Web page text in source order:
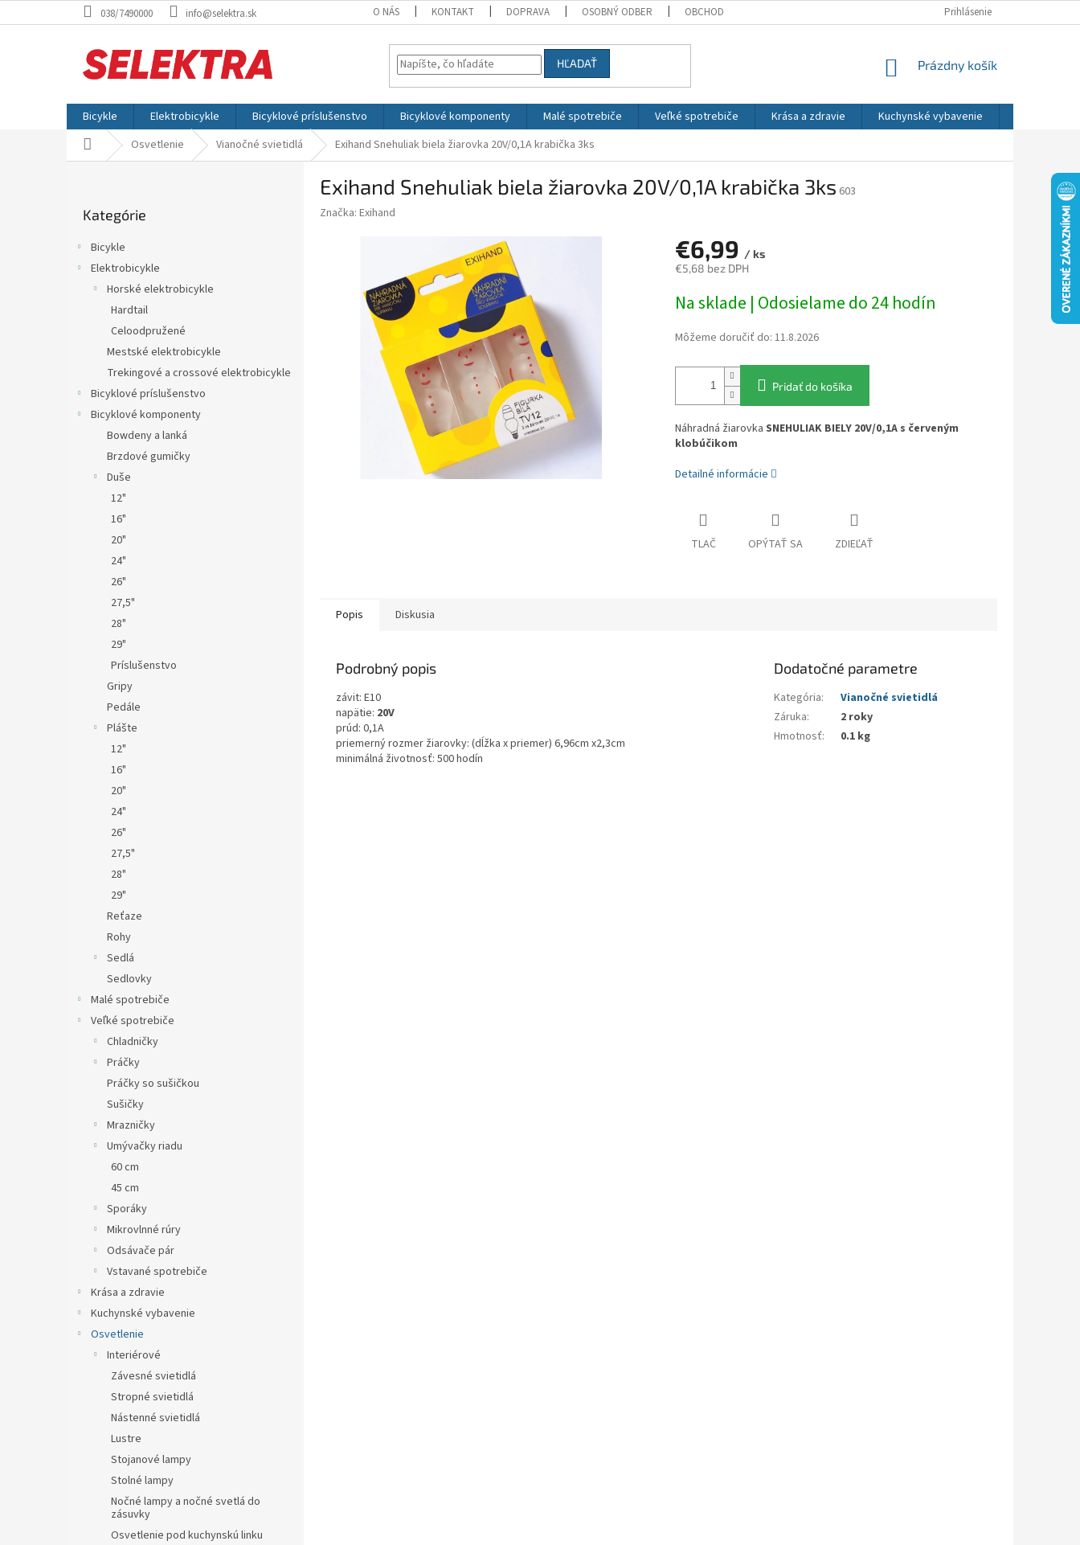
na
038/7490000 info@selektra.sk O NÁS KONTAKT DOPRAVA OSOBNÝ ODBER OBCHODNÉ PODMIENKY OCHRANA OSOBNÝCH ÚDAJOV REKLAMÁCIE
Prihlásenie
HĽADAŤ
NÁKUPNÝ
Prázdny košík
Bicykle Elektrobicykle Bicyklové príslušenstvo Bicyklové komponenty Malé spotrebiče Veľké spotrebiče Krása a zdravie Kuchynské vybavenie
Domov Osvetlenie Vianočné svietidlá Exihand Snehuliak biela žiarovka 20V/0,1A krabička 3ks
kategórie
Kategórie
Bicykle
Elektrobicykle
Horské elektrobicykle
Hardtail
Celoodpružené
Mestské elektrobicykle
Trekingové a crossové elektrobicykle
Bicyklové príslušenstvo
Bicyklové komponenty
Bowdeny a lanká
Brzdové gumičky
Duše
12"
16"
20"
24"
26"
27,5"
28"
29"
Príslušenstvo
Gripy
Pedále
Plášte
12"
16"
20"
24"
26"
27,5"
28"
29"
Reťaze
Rohy
Sedlá
Sedlovky
Malé spotrebiče
Veľké spotrebiče
Chladničky
Práčky
Práčky so sušičkou
Sušičky
Mrazničky
Umývačky riadu
60 cm
45 cm
Sporáky
Mikrovlnné rúry
Odsávače pár
Vstavané spotrebiče
Krása a zdravie
Kuchynské vybavenie
Osvetlenie
Interiérové
Závesné svietidlá
Stropné svietidlá
Nástenné svietidlá
Lustre
Stojanové lampy
Stolné lampy
Nočné lampy a nočné svetlá do
zásuvky
Osvetlenie pod kuchynskú linku
Exihand Snehuliak biela žiarovka 20V/0,1A krabička 3ks 603
Značka: Exihand
€6,99 / ks
€5,68 bez DPH
cena:
Na sklade | Odosielame do 24 hodín
Môžeme doručiť do: 11.8.2026
Pridať do košíka
Náhradná žiarovka SNEHULIAK BIELY 20V/0,1A s červeným
klobúčikom
Detailné informácie
TLAČ OPÝTAŤ SA ZDIEĽAŤ
Popis Diskusia
Podrobný popis
závit: E10
napätie: 20V
prúd: 0,1A
priemerný rozmer žiarovky: (dĺžka x priemer) 6,96cm x2,3cm
minimálná životnosť: 500 hodín
Dodatočné parametre
Kategória:
Vianočné svietidlá
Záruka:
2 roky
Hmotnosť: 0.1 kg